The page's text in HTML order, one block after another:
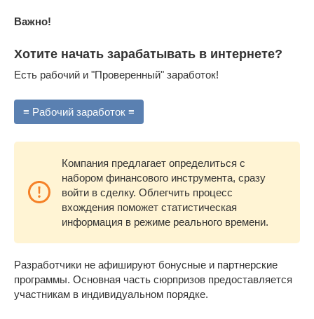
Важно!
Хотите начать зарабатывать в интернете?
Есть рабочий и "Проверенный" заработок!
≡ Рабочий заработок ≡
Компания предлагает определиться с
набором финансового инструмента, сразу
войти в сделку. Облегчить процесс
вхождения поможет статистическая
информация в режиме реального времени.
Разработчики не афишируют бонусные и партнерские
программы. Основная часть сюрпризов предоставляется
участникам в индивидуальном порядке.